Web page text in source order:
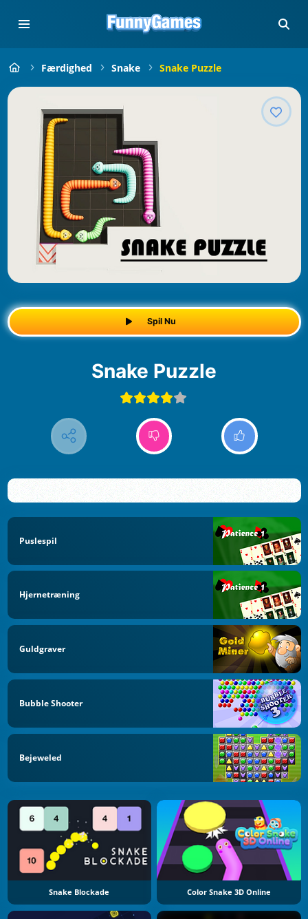
Færdighed Snake Snake Puzzle
Spil Nu
Snake Puzzle
Puslespil
Hjernetræning
Guldgraver
Bubble Shooter
Bejeweled
Snake Blockade Color Snake 3D Online